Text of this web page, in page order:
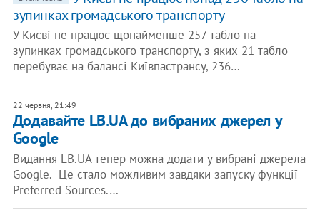
зупинках громадського транспорту
У Києві не працює щонайменше 257 табло на
зупинках громадського транспорту, з яких 21 табло
перебуває на балансі Київпастрансу, 236…
22 червня, 21:49
Додавайте LB.UA до вибраних джерел у
Google
Видання LB.UA тепер можна додати у вибрані джерела
Google. Це стало можливим завдяки запуску функції
Preferred Sources.…